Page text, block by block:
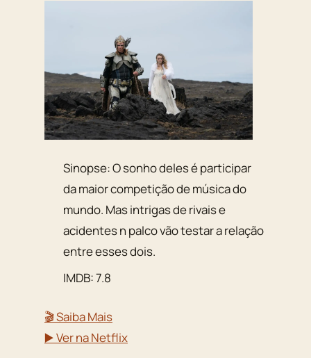
Sinopse: O sonho deles é participar
da maior competição de música do
mundo. Mas intrigas de rivais e
acidentes n palco vão testar a relação
entre esses dois.
IMDB: 7.8
🎬 Saiba Mais
▶️ Ver na Netflix